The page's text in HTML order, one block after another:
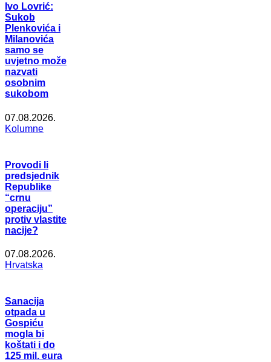
Ivo Lovrić:
Sukob
Plenkovića i
Milanovića
samo se
uvjetno može
nazvati
osobnim
sukobom
07.08.2026.
Kolumne
Provodi li
predsjednik
Republike
“crnu
operaciju”
protiv vlastite
nacije?
07.08.2026.
Hrvatska
Sanacija
otpada u
Gospiću
mogla bi
koštati i do
125 mil. eura